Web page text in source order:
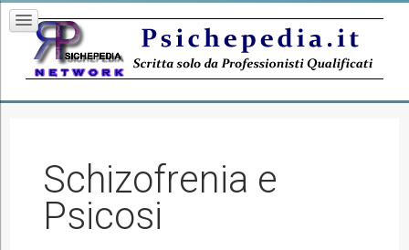
Schizofrenia e
Psicosi